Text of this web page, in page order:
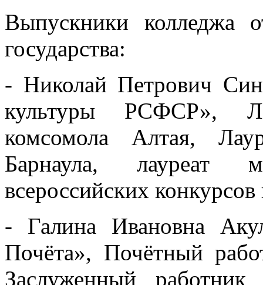
Выпускники колледжа
государства:
- Николай Петрович
культуры РСФСР»,
комсомола Алтая,
Барнаула, лауреат
всероссийских
- Галина Ивановна
Почёта», Почётный
Заслуженный